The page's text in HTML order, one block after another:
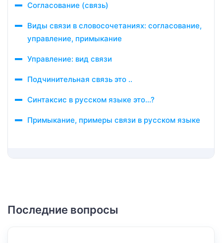
Согласование (связь)
Виды связи в словосочетаниях: согласование,
управление, примыкание
Управление: вид связи
Подчинительная связь это ..
Синтаксис в русском языке это…?
Примыкание, примеры связи в русском языке
Последние вопросы